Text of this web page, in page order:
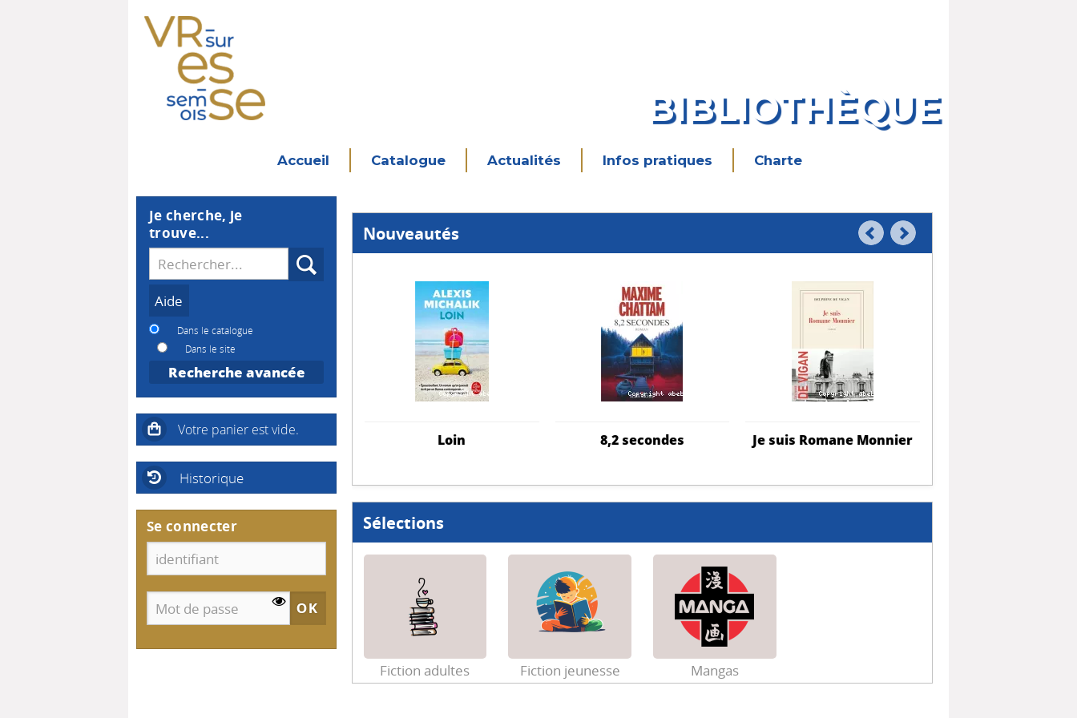
BIBLIOTHÈQUE
Accueil Catalogue Actualités Infos pratiques Charte
Nouveautés
Les Dernières Heures des
Deverill
Loin 8,2 secondes Je suis Romane Monnier
Sélections
Fiction adultes Fiction jeunesse Mangas
Je cherche, je
trouve...
Recherche
Dans le catalogue
Dans le site
Recherche avancée
Historique
Se connecter